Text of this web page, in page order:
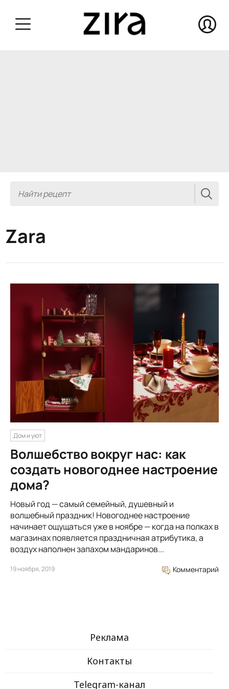
Zara
Дом и уют
Волшебство вокруг нас: как
создать новогоднее настроение
дома?
Новый год — самый семейный, душевный и
волшебный праздник! Новогоднее настроение
начинает ощущаться уже в ноябре — когда на полках в
магазинах появляется праздничная атрибутика, а
воздух наполнен запахом мандаринов...
19 ноября, 2019 Комментарий
Реклама
Контакты
Telegram-канал